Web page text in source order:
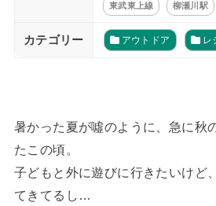
東武東上線 柳瀬川駅
カテゴリー アウトドア レ
暑かった夏が噓のように、急に秋
たこの頃。
子どもと外に遊びに行きたいけど
てきてるし…